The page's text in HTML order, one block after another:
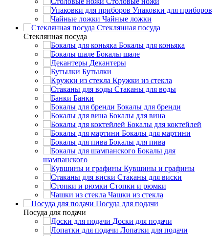
Упаковки для приборов
Чайные ложки
Стеклянная посуда
Стеклянная посуда
Бокалы для коньяка
Бокалы шале
Декантеры
Бутылки
Кружки из стекла
Стаканы для воды
Банки
Бокалы для бренди
Бокалы для вина
Бокалы для коктейлей
Бокалы для мартини
Бокалы для пива
Бокалы для
шампанского
Кувшины и графины
Стаканы для виски
Стопки и рюмки
Чашки из стекла
Посуда для подачи
Посуда для подачи
Доски для подачи
Лопатки для подачи